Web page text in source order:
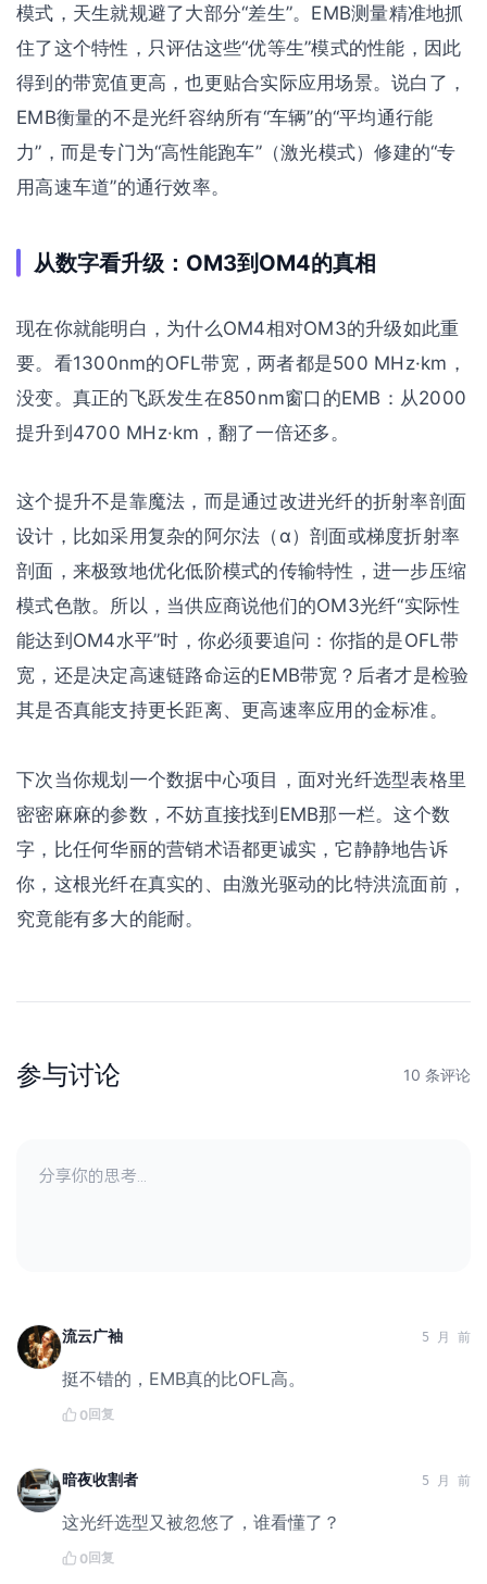
模式，天生就规避了大部分“差生”。EMB测量精准地抓
住了这个特性，只评估这些“优等生”模式的性能，因此
得到的带宽值更高，也更贴合实际应用场景。说白了，
EMB衡量的不是光纤容纳所有“车辆”的“平均通行能
力”，而是专门为“高性能跑车”（激光模式）修建的“专
用高速车道”的通行效率。
从数字看升级：OM3到OM4的真相
现在你就能明白，为什么OM4相对OM3的升级如此重
要。看1300nm的OFL带宽，两者都是500 MHz·km，
没变。真正的飞跃发生在850nm窗口的EMB：从2000
提升到4700 MHz·km，翻了一倍还多。
这个提升不是靠魔法，而是通过改进光纤的折射率剖面
设计，比如采用复杂的阿尔法（α）剖面或梯度折射率
剖面，来极致地优化低阶模式的传输特性，进一步压缩
模式色散。所以，当供应商说他们的OM3光纤“实际性
能达到OM4水平”时，你必须要追问：你指的是OFL带
宽，还是决定高速链路命运的EMB带宽？后者才是检验
其是否真能支持更长距离、更高速率应用的金标准。
下次当你规划一个数据中心项目，面对光纤选型表格里
密密麻麻的参数，不妨直接找到EMB那一栏。这个数
字，比任何华丽的营销术语都更诚实，它静静地告诉
你，这根光纤在真实的、由激光驱动的比特洪流面前，
究竟能有多大的能耐。
参与讨论 10 条评论
流云广袖 5 月 前
挺不错的，EMB真的比OFL高。
0回复
暗夜收割者 5 月 前
这光纤选型又被忽悠了，谁看懂了？
0回复